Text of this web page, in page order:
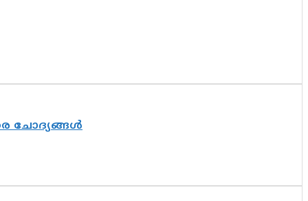
ചോദ്യങ്ങൾ